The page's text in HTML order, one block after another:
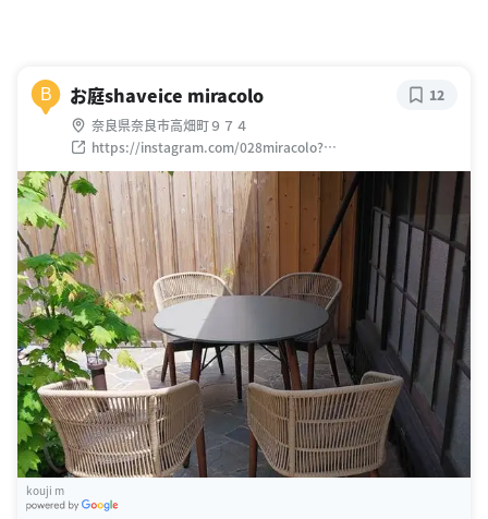
B お庭shaveice miracolo
奈良県奈良市高畑町９７４
https://instagram.com/028miracolo?
utm_source=ig_profile_share&igshid=16jcix8kr0o63
12
kouji m